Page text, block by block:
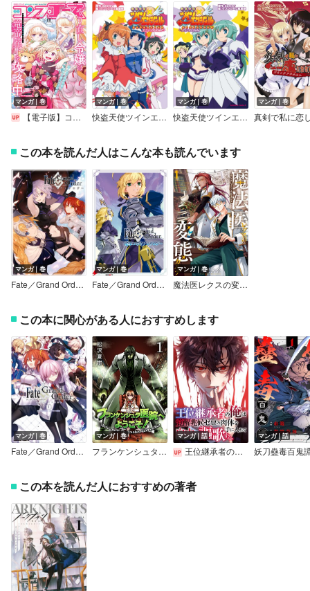
マンガ｜巻
【電子版】コンプエース
マンガ｜巻
快盗天使ツインエンジェル コミックアラカルト エンジェルSide
マンガ｜巻
快盗天使ツインエンジェル コミックアラカルト ファントムSide
マンガ｜巻
この本を読んだ人はこんな本も読んでいます
マンガ｜巻
Fate／Grand Order コミックアンソロジー
マンガ｜巻
Fate／Grand Order 電撃コミックアンソロジー
マンガ｜巻
魔法医レクスの変態カルテ
この本に関心がある人におすすめします
マンガ｜巻
Fate／Grand Order コミックアラカルト
マンガ｜巻
フランケンシュタ医院へようこそ！ セット版
マンガ｜話
王位継承者の俺は覚醒兆候ゼロの肉体を手に入れて自由を謳歌する。
マンガ｜話
妖刀蠱毒百鬼
この本を読んだ人におすすめの著者